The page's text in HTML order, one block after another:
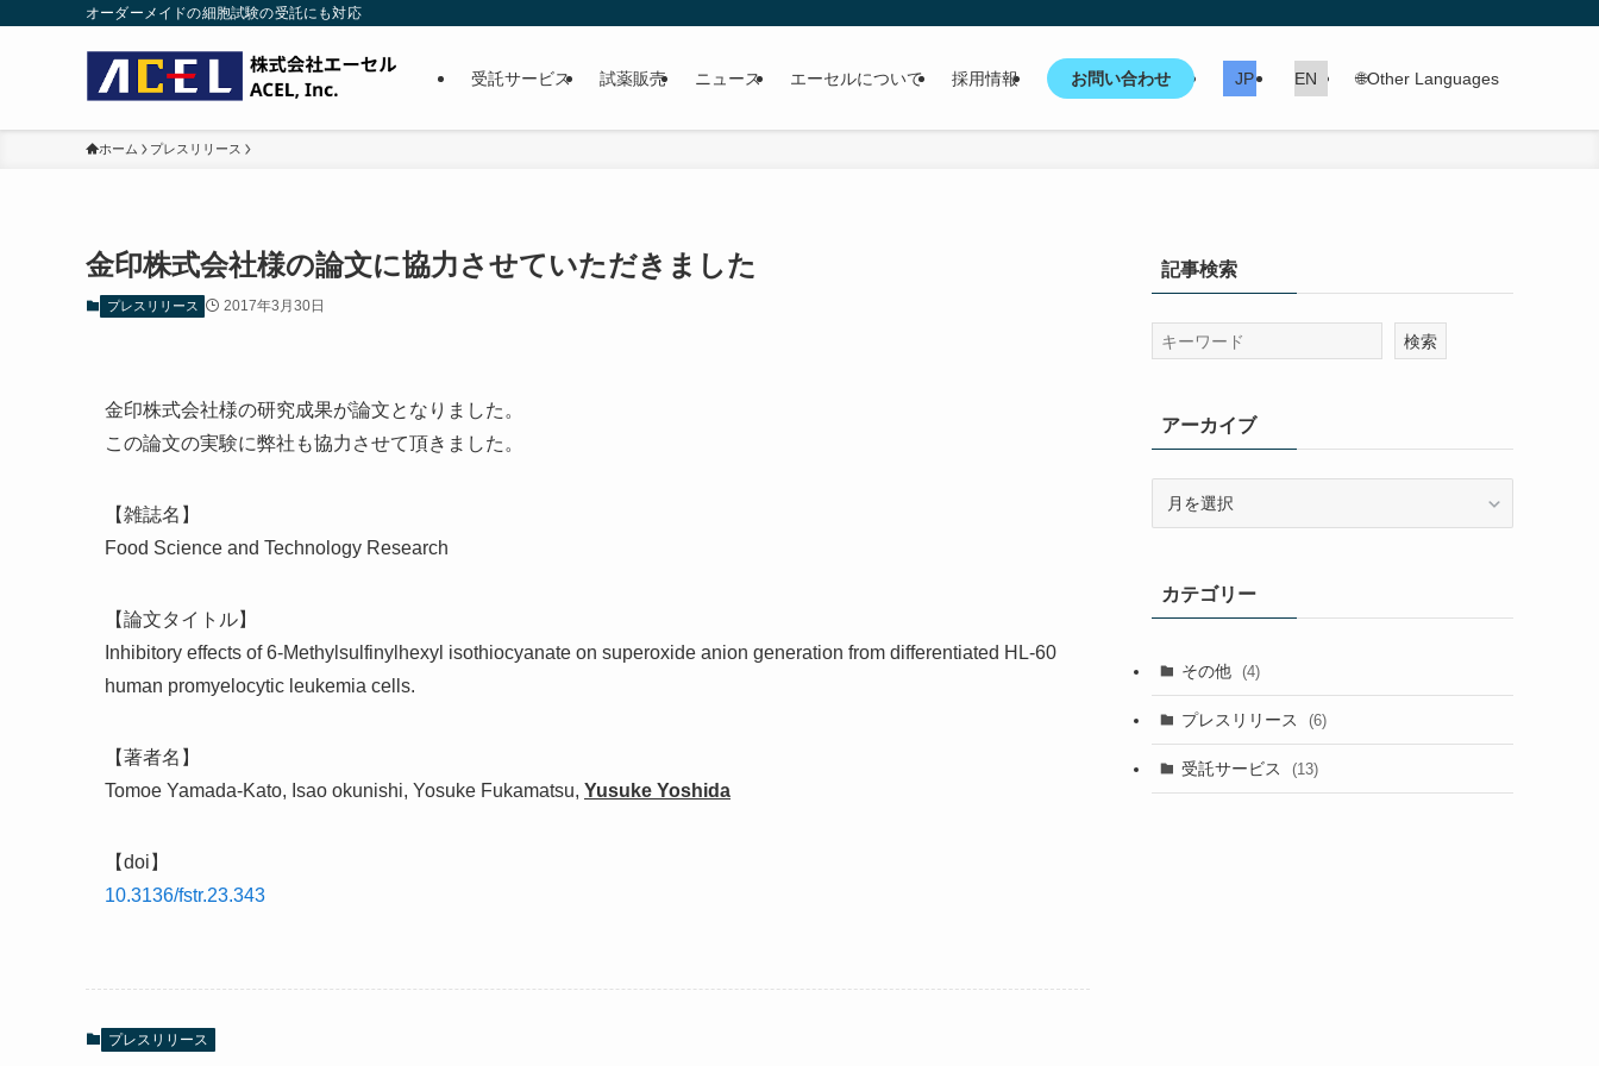
オーダーメイドの細胞試験の受託にも対応
受託サービス 試薬販売 ニュース エーセルについて 採用情報 お問い合わせ JP EN 🌐Other Languages
ホーム プレスリリース
金印株式会社様の論文に協力させていただきました
プレスリリース 2017年3月30日
金印株式会社様の研究成果が論文となりました。
この論文の実験に弊社も協力させて頂きました。
【雑誌名】
Food Science and Technology Research
【論文タイトル】
Inhibitory effects of 6-Methylsulfinylhexyl isothiocyanate on superoxide anion generation from differentiated HL-60
human promyelocytic leukemia cells.
【著者名】
Tomoe Yamada-Kato, Isao okunishi, Yosuke Fukamatsu, Yusuke Yoshida
【doi】
10.3136/fstr.23.343
プレスリリース
記事検索
アーカイブ
ブカテゴリー
その他 (4)
プレスリリース (6)
受託サービス (13)